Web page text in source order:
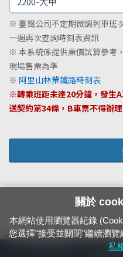
※ 臺鐵公司不定期微調列車班
一週再次查詢時刻表資訊
※ 本系統係提供票價試算參考
現場售票為準
※ 阿里山林業鐵路時刻表
※轉乘班距未達20分鐘，發生
送契約第34條，B車票不得辦
24小時緊急通報電話：1933（市話
關於
本網站使用瀏覽器紀錄
您選擇"接受並關閉"繼續瀏
私